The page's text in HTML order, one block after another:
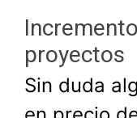
proyectos
Sin duda